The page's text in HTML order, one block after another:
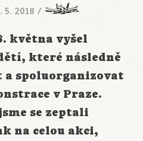
5. 2018 /
května vyšel
které následně
a spoluorganizovat
v Praze.
se zeptali
na celou akci,